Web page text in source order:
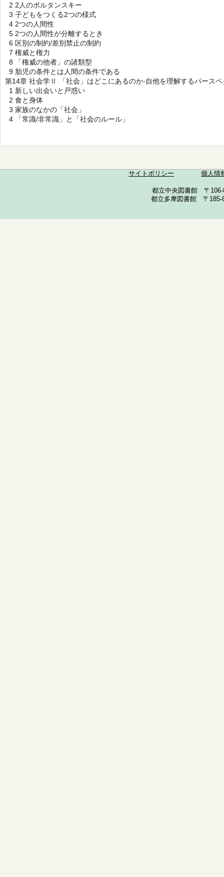
2 2人のボルタンスキー
3 子どもをつくる2つの様式
4 2つの人間性
5 2つの人間性が分離するとき
6 区別の制約/差別禁止の制約
7 権威と権力
8 「権威の他者」の諸類型
9 胎児の条件とは人間の条件である
第14章 社会学Ⅱ 「社会」はどこにあるのか-自他を理解するパース
1 新しい出会いと戸惑い
2 食と身体
3 家族のなかの「社会」
4 「常識/非常識」と「社会のルール」
サイトポリシー 個人情
都立中央図書館 〒
都立多摩図書館 〒185-